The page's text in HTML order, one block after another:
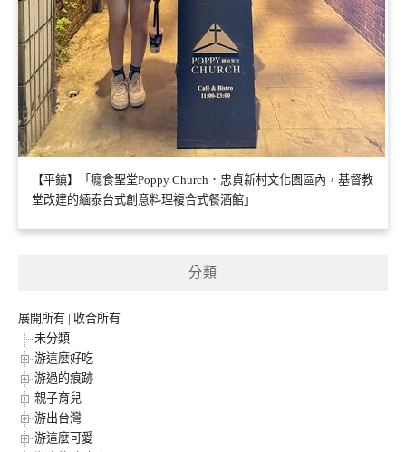
【平鎮】「癮食聖堂Poppy Church．忠貞新村文化園區內，基督教
堂改建的緬泰台式創意料理複合式餐酒館」
分類
展開所有 | 收合所有
未分類
游這麼好吃
游過的痕跡
親子育兒
游出台灣
游這麼可愛